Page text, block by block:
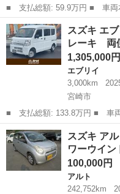
■ 支払総額: 59.9万円 ■ 車両本体価格： 494,000 円 ■ メーカー
名： スズキ ■ 車種名：
シートヒーター オートライ
１３インチホ...
宮崎 延岡市 アルト
スズキ エ
レーキ 両
1,305,000円
エブリイ
3,000km
宮崎市
■ 支払総額: 133.8万円 ■ 車両本体価格： 1,305,000 円 ■ メーカ
ー名： スズキ ■ 車種名：
テッド 衝突軽減ブレーキ 両
プ 純正...
宮崎 宮崎市 エブリイ
スズキ ア
ワーウイ
100,000円
アルト
242,752km